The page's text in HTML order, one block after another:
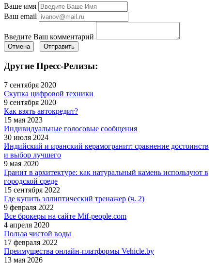
Ваше имя
Ваш email
Введите Ваш комментарий
Отмена Отправить
Другие Пресс-Релизы:
7 сентября 2020
Скупка цифровой техники
9 сентября 2020
Как взять автокредит?
15 мая 2023
Индивидуальные голосовые сообщения
30 июля 2024
Индийский и иранский керамогранит: сравнение достоинств
и выбор лучшего
9 мая 2020
Гранит в архитектуре: как натуральный камень используют в
городской среде
15 сентября 2022
Где купить эллиптический тренажер (ч. 2)
9 февраля 2022
Все брокеры на сайте Mif-people.com
4 апреля 2020
Польза чистой воды
17 февраля 2022
Преимущества онлайн-платформы Vehicle.by
13 мая 2026